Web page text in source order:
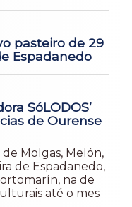
pasteiro de 29
Espadanedo
SóLODOS’
de Ourense
Molgas, Melón,
de Espadanedo,
na de
até o mes